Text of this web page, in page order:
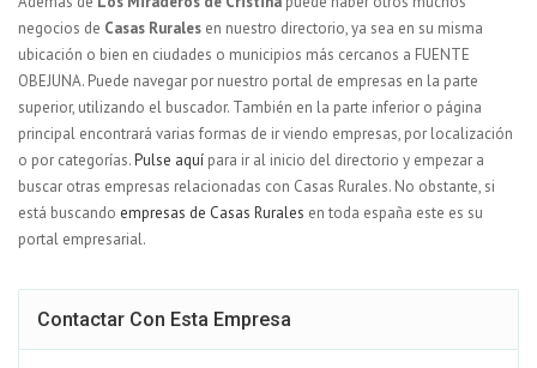
negocios de Casas Rurales en nuestro directorio, ya sea en su misma
ubicación o bien en ciudades o municipios más cercanos a FUENTE
OBEJUNA. Puede navegar por nuestro portal de empresas en la parte
superior, utilizando el buscador. También en la parte inferior o página
principal encontrará varias formas de ir viendo empresas, por localización
o por categorías.Pulse aquí para ir al inicio del directorio y empezar a
buscar otras empresas relacionadas con Casas Rurales. No obstante, si
está buscando empresas de Casas Rurales en toda españa este es su
portal empresarial.
Contactar Con Esta Empresa